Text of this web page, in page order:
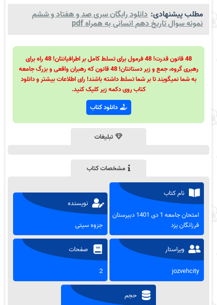
مطلب پیشنهادی: دانلود رایگان سری صد و هفتاد و ششم
نمونه سوال تاریخ دهم انسانی به همراه pdf
48 قانون قدرت! 48 فرمول برای تسلط کامل بر اطرافیانتان! 48 راه برای
رهبری گروه، جمع و زیر دستانتان! 48 قانون که رهبران واقعی و بزرگ جامعه
به شما نمیگویند تا بر شما تسلط داشته باشند! رای اطلاعات بیشتر و دانلود
کتاب روی دکمه زیر کلیک کنید.
دانلود کتاب
تبلیغات
مشخصات کتاب
نام کتاب
امتحان جامعه 1 دی 1401 دبیرستان
فرزانگان یزد
نویسنده
جزوه سیتی
ویراستار
jozvehcity
صفحات
2
حجم